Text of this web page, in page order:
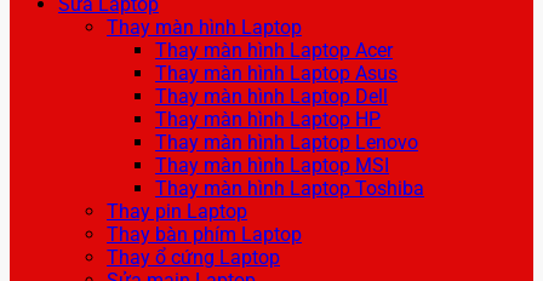
Thay màn hình Laptop
Thay màn hình Laptop Acer
Thay màn hình Laptop Asus
Thay màn hình Laptop Dell
Thay màn hình Laptop HP
Thay màn hình Laptop Lenovo
Thay màn hình Laptop MSI
Thay màn hình Laptop Toshiba
Thay pin Laptop
Thay bàn phím Laptop
Thay ổ cứng Laptop